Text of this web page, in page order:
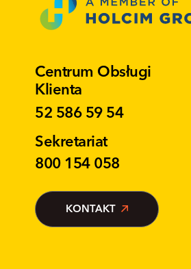
Centrum Obsługi
Klienta
52 586 59 54
Sekretariat
800 154 058
KONTAKT